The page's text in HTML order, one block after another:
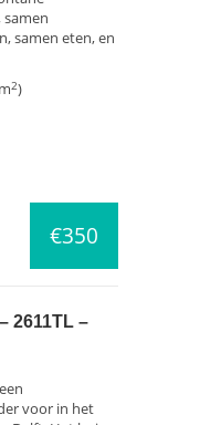
samen eten, en
2)
€350
2611TL –
voor in het